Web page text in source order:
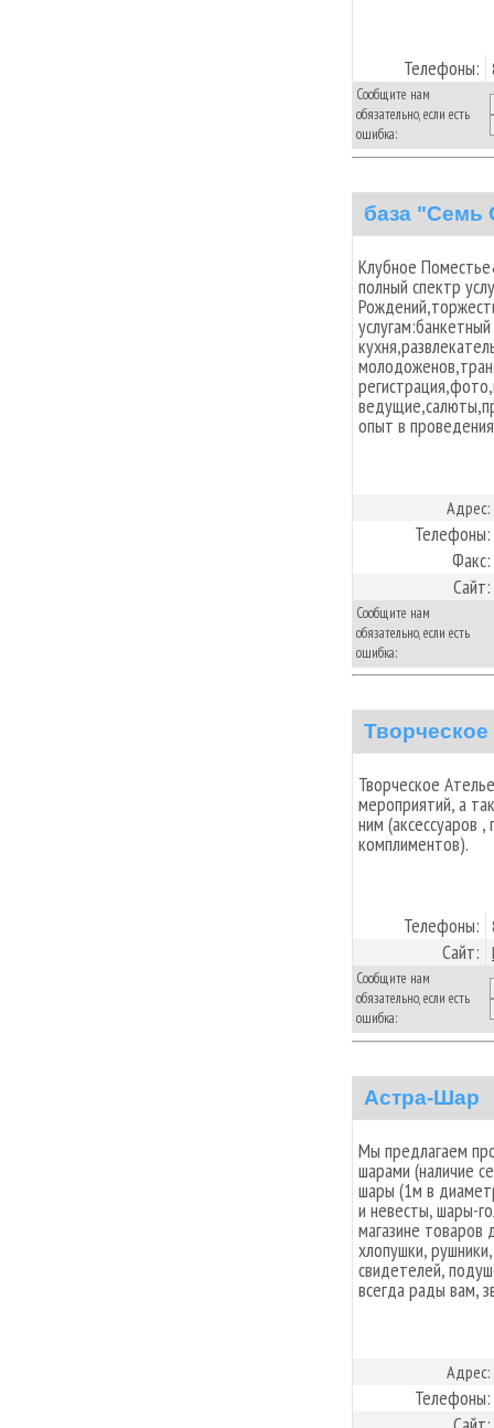
Телефоны:
Сообщите нам
обязательно, если есть
ошибка:
база "Семь
Клубное
полный спектр
опыт в
Адрес:
Телефоны:
Факс:
Сайт:
Сообщите нам
обязательно, если есть
ошибка:
Творческое
мероприятий, а
ним (аксессуаров
комплиментов).
Телефоны:
Сайт:
Сообщите нам
обязательно, если есть
ошибка:
Астра-Шар
Мы предлагаем
шарами (наличие
шары (1м в
и невесты, шары-
магазине
хлопушки,
свидетелей,
всегда рады вам,
Адрес:
Телефоны: